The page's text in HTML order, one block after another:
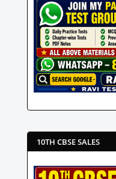
10TH CBSE SALES